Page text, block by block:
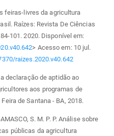
feiras-livres da agricultura
Raízes: Revista De Ciências
101. 2020. Disponível em:
> Acesso em: 10 jul.
raizes.2020.v40.642
declaração de aptidão ao
aos programas de
de Santana - BA, 2018.
S. M. P. P. Análise sobre
públicas da agricultura